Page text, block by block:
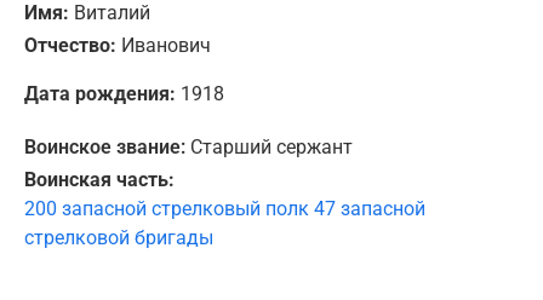
Имя: Виталий
Отчество: Иванович
Дата рождения: 1918
Воинское звание: Старший сержант
Воинская часть:
200 запасной стрелковый полк 47 запасной
стрелковой бригады